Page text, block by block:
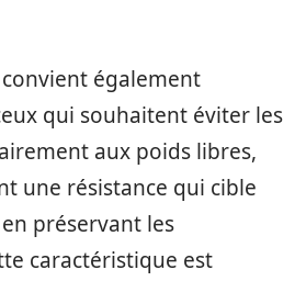
convient également
qui souhaitent éviter les
aux poids libres,
une résistance qui cible
préservant les
caractéristique est